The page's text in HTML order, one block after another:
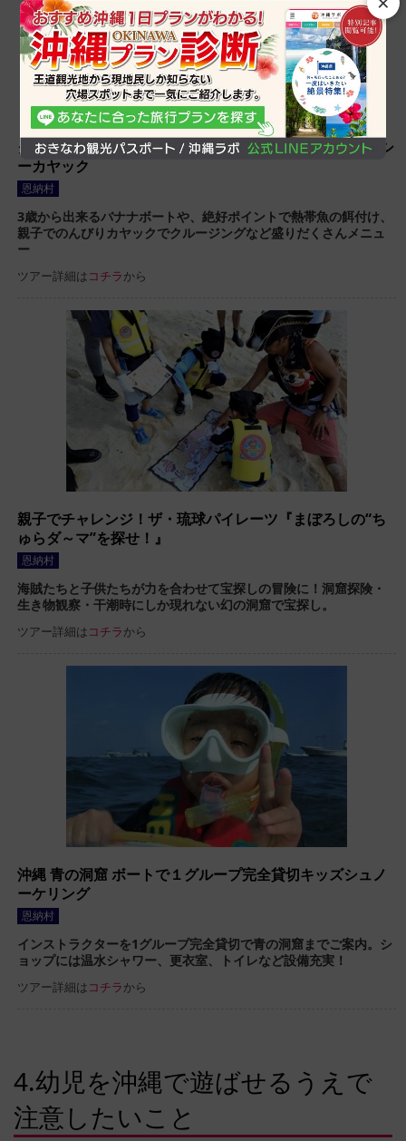
クマノミ城ツアーバナナボート・スノーケル・レンタルシ
ーカヤック
恩納村
3歳から出来るバナナボートや、絶好ポイントで熱帯魚の餌付け、
親子でのんびりカヤックでクルージングなど盛りだくさんメニュ
ー
ツアー詳細はコチラから
親子でチャレンジ！ザ・琉球パイレーツ『まぼろしの“ち
ゅらダ～マ”を探せ！』
恩納村
海賊たちと子供たちが力を合わせて宝探しの冒険に！洞窟探険・
生き物観察・干潮時にしか現れない幻の洞窟で宝探し。
ツアー詳細はコチラから
沖縄 青の洞窟 ボートで１グループ完全貸切キッズシュノ
ーケリング
恩納村
インストラクターを1グループ完全貸切で青の洞窟までご案内。シ
ョップには温水シャワー、更衣室、トイレなど設備充実！
ツアー詳細はコチラから
4.幼児を沖縄で遊ばせるうえで
注意したいこと